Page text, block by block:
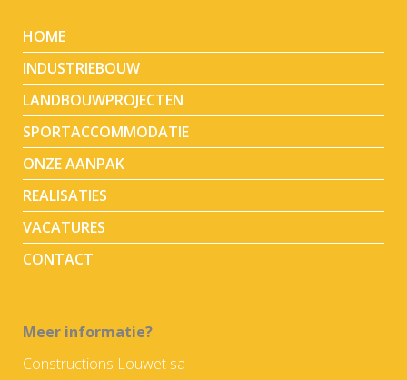
HOME
INDUSTRIEBOUW
LANDBOUWPROJECTEN
SPORTACCOMMODATIE
ONZE AANPAK
REALISATIES
VACATURES
CONTACT
Meer informatie?
Constructions Louwet sa